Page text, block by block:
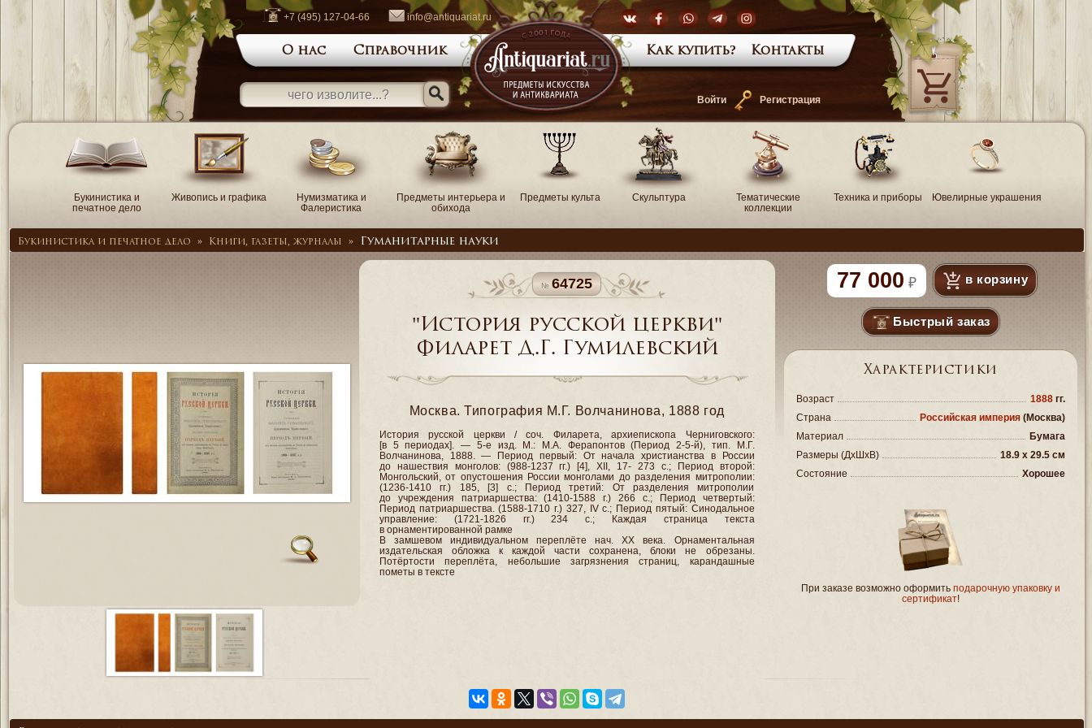
+7 (495) 127-04-66 info@antiquariat.ru
Войти Регистрация
О нас Справочник Как купить? Контакты
—
Букинистика и
печатное дело
Живопись и графика
Нумизматика и
Фалеристика
Предметы интерьера и
обихода
Предметы культа Скульптура
Тематические
коллекции
Техника и приборы Ювелирные украшения
Букинистика и печатное дело » Книги, газеты, журналы » Гуманитарные науки
64725
"История русской церкви"
Филарет Д.Г. Гумилевский
Москва. Типография М.Г. Волчанинова, 1888 год
История русской церкви / соч. Филарета, архиепископа Черниговского:
[в 5 периодах]. — 5-е изд. М.: М.А. Ферапонтов (Период 2-5-й), тип. М.Г.
Волчанинова, 1888. — Период первый: От начала христианства в России
до нашествия монголов: (988-1237 гг.) [4], XII, 17- 273 с.; Период второй:
Монгольский, от опустошения России монголами до разделения митрополии:
(1236-1410 гг.) 185, [3] с.; Период третий: От разделения митрополии
до учреждения патриаршества: (1410-1588 г.) 266 с.; Период четвертый:
Период патриаршества. (1588-1710 г.) 327, IV с.; Период пятый: Синодальное
управление: (1721-1826 гг.) 234 с.; Каждая страница текста
в орнаментированной рамке
В замшевом индивидуальном переплёте нач. ХХ века. Орнаментальная
издательская обложка к каждой части сохранена, блоки не обрезаны.
Потёртости переплёта, небольшие загрязнения страниц, карандашные
пометы в тексте
77 000 в корзину
Быстрый заказ
Характеристики
Возраст 1888 гг.
Страна
Российская империя (Москва)
Материал
Бумага
Размеры (ДxШxВ)
18.9 x 29.5 см
Состояние
Хорошее
При заказе возможно оформить подарочную упаковку и
сертификат!